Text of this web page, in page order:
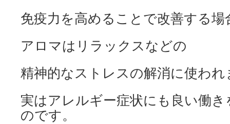
免疫力を高めることで改善する
アロマはリラックスなどの
精神的なストレスの解消に使われ
実はアレルギー症状にも良い働
のです。